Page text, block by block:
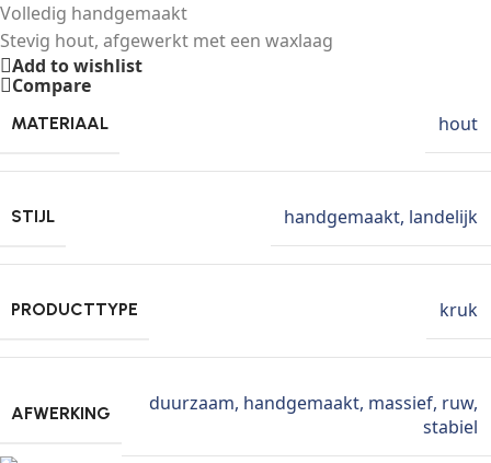
Volledig handgemaakt
Stevig hout, afgewerkt met een waxlaag
Add to wishlist
Compare
MATERIAAL hout
STIJL handgemaakt, landelijk
PRODUCTTYPE kruk
AFWERKING duurzaam, handgemaakt, massief, ruw,
stabiel